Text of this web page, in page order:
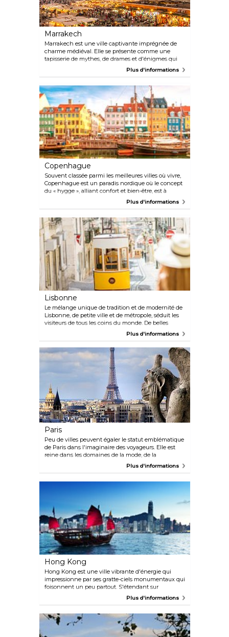
Marrakech
Marrakech est une ville captivante imprégnée de
charme médiéval. Elle se présente comme une
tapisserie de mythes, de drames et d'énigmes qui
fascinent tous ceux qui ont le privilège de s'y
remarquablement préservé, tel qu'immortalisé dans
les annales de l'histoire. Avec sa médina
labyrinthique, ses souks animés qui éveillent tous
les sens, le spectacle envoûtant de la place Jemaa
el-Fna, et les majestueuses montagnes de l'Atlas en
toile de fond, Marrakech est indéniablement le
joyau le plus resplendissant du Maroc.
Plus d'informations
Copenhague
Souvent classée parmi les meilleures villes où vivre,
Copenhague est un paradis nordique où le concept
du « hygge », alliant confort et bien-être, est à
chaque coin de rue. Le charme de Copenhague
facettes qui plaît aussi bien aux aventuriers
modernes qu'aux passionnés d'histoire. Montez à
vélo et promenez-vous dans ses charmants
quartiers, découvrez une architecture innovante,
savourez une cuisine de renommée mondiale et
rechargez vos batteries dans l'un de ses nombreux
espaces verts.
Plus d'informations
Lisbonne
Le mélange unique de tradition et de modernité de
Lisbonne, de petite ville et de métropole, séduit les
visiteurs de tous les coins du monde. De belles
boutiques, une architecture ornée, une vie nocturne
meilleurs fruits de mer d'Europe ne sont que
quelques-unes des raisons de visiter cette
magnifique capitale européenne.
Plus d'informations
Paris
Peu de villes peuvent égaler le statut emblématique
de Paris dans l'imaginaire des voyageurs. Elle est
reine dans les domaines de la mode, de la
gastronomie et des arts. Au fur et à mesure que vous
visitez les différents quartiers de la Ville Lumière, ses
de la haute couture au punk. Il y a toujours quelque
chose de nouveau à découvrir à Paris au-delà des
sites et musées légendaires que nous connaissons
tous si bien. Cette ville mythique a une façon
particulière de captiver ses visiteurs et de donner un
sentiment de familiarité à tous ceux qui arpentent
ses rues hypnotiques et s'attardent dans ses cafés
accueillants.
Plus d'informations
Hong Kong
Hong Kong est une ville vibrante d'énergie qui
impressionne par ses gratte-ciels monumentaux qui
foisonnent un peu partout. S'étendant sur
seulement 1000 m², elle compte plus de 7 millions
époustouflants, sa vie nocturne très animée et la
nourriture à tomber, Hong Kong est un vrai paradis
pour les touristes. 25 millions de personnes s'y
Plus d'informations